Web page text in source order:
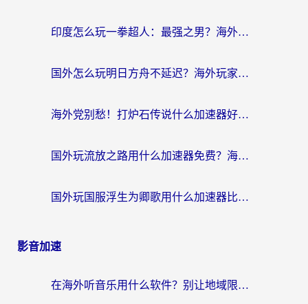
印度怎么玩一拳超人：最强之男？海外党国服游戏加速避坑指南
国外怎么玩明日方舟不延迟？海外玩家国服游戏加速终极指南（附DNF梦幻诛仙解决方案）
海外党别愁！打炉石传说什么加速器好用？3个实用技巧解决国服游戏卡顿
国外玩流放之路用什么加速器免费？海外党亲测有效的国服游戏加速指南
国外玩国服浮生为卿歌用什么加速器比较好？海外党亲测不踩坑指南
影音加速
在海外听音乐用什么软件？别让地域限制断了你的华语歌单